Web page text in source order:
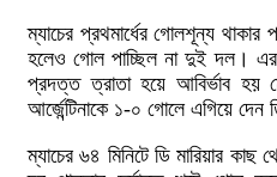
ম্যাচের প্রথমার্ধের গোলশূন্য থাকার
হলেও গোল পাচ্ছিল না দুই দল।
প্রদত্ত ত্রাতা হয়ে আবির্ভাব হয়
আর্জেন্টিনাকে ১-০ গোলে এগিয়ে দেন
ম্যাচের ৬৪ মিনিটে ডি মারিয়ার কাছ